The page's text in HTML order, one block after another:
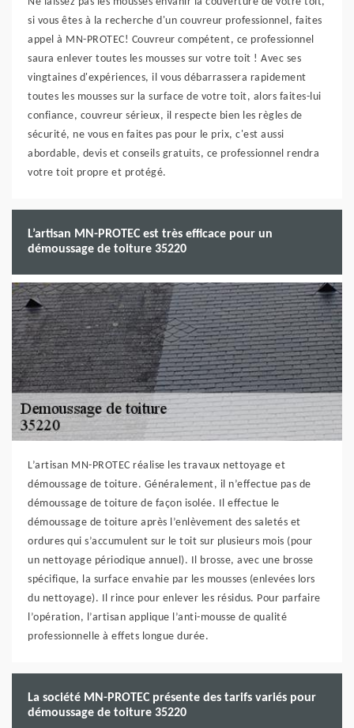
si vous êtes à la recherche d'un couvreur professionnel, faites
appel à MN-PROTEC! Couvreur compétent, ce professionnel
saura enlever toutes les mousses sur votre toit ! Avec ses
vingtaines d'expériences, il vous débarrassera rapidement
toutes les mousses sur la surface de votre toit, alors faites-lui
confiance, couvreur sérieux, il respecte bien les règles de
sécurité, ne vous en faites pas pour le prix, c'est aussi
abordable, devis et conseils gratuits, ce professionnel rendra
votre toit propre et protégé.
L’artisan MN-PROTEC est très efficace pour un
démoussage de toiture 35220
L’artisan MN-PROTEC réalise les travaux nettoyage et
démoussage de toiture. Généralement, il n’effectue pas de
démoussage de toiture de façon isolée. Il effectue le
démoussage de toiture après l’enlèvement des saletés et
ordures qui s’accumulent sur le toit sur plusieurs mois (pour
un nettoyage périodique annuel). Il brosse, avec une brosse
spécifique, la surface envahie par les mousses (enlevées lors
du nettoyage). Il rince pour enlever les résidus. Pour parfaire
l’opération, l’artisan applique l’anti-mousse de qualité
professionnelle à effets longue durée.
La société MN-PROTEC présente des tarifs variés pour
démoussage de toiture 35220